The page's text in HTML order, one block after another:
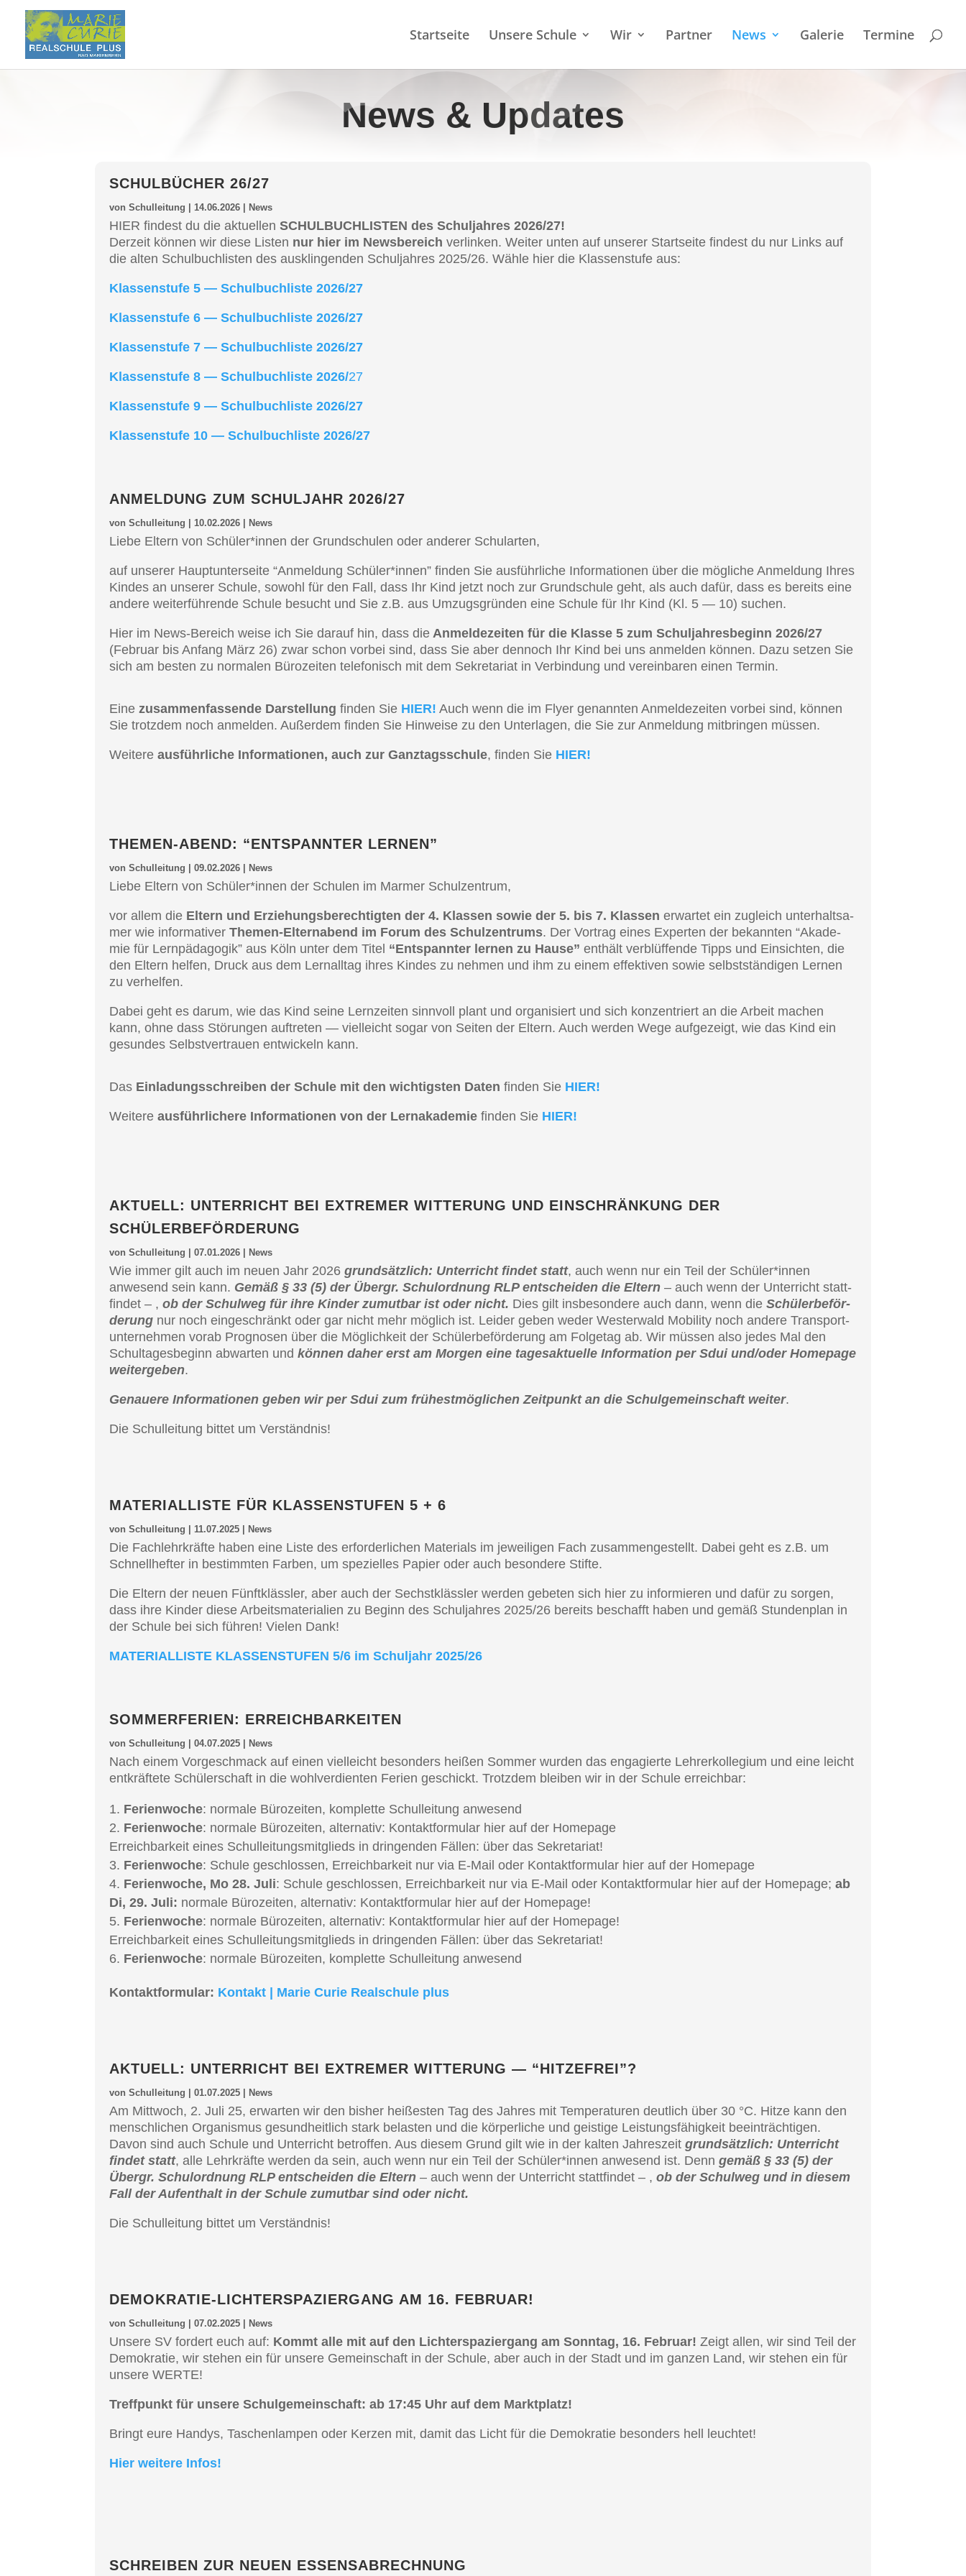
Start­sei­te Unsere Schule Wir Partner News Galerie Termi­ne
News & Updates
SCHUL­BÜ­CHER 26/27
von Schulleitung 14.06.2026 News
HIER findest du die aktuel­len SCHUL­BUCH­LIS­TEN des Schul­jah­res 2026/27!
Derzeit können wir diese Listen nur hier im Newsbe­reich verlin­ken. Weiter unten auf unserer Start­sei­te findest du nur Links auf
die alten Schul­buch­lis­ten des ausklin­gen­den Schul­jah­res 2025/26. Wähle hier die Klassen­stu­fe aus:
Klassen­stu­fe 5 — Schul­buch­lis­te 2026/27
Klassen­stu­fe 6 — Schul­buch­lis­te 2026/27
Klassen­stu­fe 7 — Schul­buch­lis­te 2026/27
Klassen­stu­fe 8 — Schul­buch­lis­te 2026/27
Klassen­stu­fe 9 — Schul­buch­lis­te 2026/27
Klassen­stu­fe 10 — Schul­buch­lis­te 2026/27
ANMEL­DUNG ZUM SCHUL­JAHR 2026/27
von Schulleitung 10.02.2026 News
Liebe Eltern von Schüler*innen der Grund­schu­len oder anderer Schularten,
auf unserer Haupt­un­ter­sei­te “Anmel­dung Schüler*innen” finden Sie ausführ­li­che Infor­ma­tio­nen über die mögli­che Anmel­dung Ihres
Kindes an unserer Schule, sowohl für den Fall, dass Ihr Kind jetzt noch zur Grund­schu­le geht, als auch dafür, dass es bereits eine
andere weiter­füh­ren­de Schule besucht und Sie z.B. aus Umzugs­grün­den eine Schule für Ihr Kind (Kl. 5 — 10) suchen.
Hier im News-Bereich weise ich Sie darauf hin, dass die Anmel­de­zei­ten für die Klasse 5 zum Schul­jah­res­be­ginn 2026/27
(Febru­ar bis Anfang März 26) zwar schon vorbei sind, dass Sie aber dennoch Ihr Kind bei uns anmel­den können. Dazu setzen Sie
sich am besten zu norma­len Bürozei­ten telefo­nisch mit dem Sekre­ta­ri­at in Verbin­dung und verein­ba­ren einen Termin.
Eine zusam­men­fas­sen­de Darstel­lung finden Sie HIER! Auch wenn die im Flyer genann­ten Anmel­de­zei­ten vorbei sind, können
Sie trotz­dem noch anmel­den. Außer­dem finden Sie Hinwei­se zu den Unter­la­gen, die Sie zur Anmel­dung mitbrin­gen müssen.
Weite­re ausführ­li­che Infor­ma­tio­nen, auch zur Ganztags­schu­le, finden Sie HIER!
THEMEN-ABEND: “ENTSPANN­TER LERNEN”
von Schulleitung 09.02.2026 News
Liebe Eltern von Schüler*innen der Schulen im Marmer Schulzentrum,
vor allem die Eltern und Erzie­hungs­be­rech­tig­ten der 4. Klassen sowie der 5. bis 7. Klassen erwar­tet ein zugleich unter­halt­sa­
mer wie infor­ma­ti­ver Themen-Eltern­a­bend im Forum des Schul­zen­trums. Der Vortrag eines Exper­ten der bekann­ten “Akade­
mie für Lernpäd­ago­gik” aus Köln unter dem Titel “Entspann­ter lernen zu Hause” enthält verblüf­fen­de Tipps und Einsich­ten, die
den Eltern helfen, Druck aus dem Lernall­tag ihres Kindes zu nehmen und ihm zu einem effek­ti­ven sowie selbst­stän­di­gen Lernen
zu verhelfen.
Dabei geht es darum, wie das Kind seine Lernzei­ten sinnvoll plant und organi­siert und sich konzen­triert an die Arbeit machen
kann, ohne dass Störun­gen auftre­ten — vielleicht sogar von Seiten der Eltern. Auch werden Wege aufge­zeigt, wie das Kind ein
gesun­des Selbst­ver­trau­en entwi­ckeln kann.
Das Einla­dungs­schrei­ben der Schule mit den wichtigs­ten Daten finden Sie HIER!
Weite­re ausführ­li­che­re Infor­ma­tio­nen von der Lernaka­de­mie finden Sie HIER!
AKTUELL: UNTER­RICHT BEI EXTRE­MER WITTE­RUNG UND EINSCHRÄN­KUNG DER
SCHÜLERBEFÖRDERUNG
von Schulleitung 07.01.2026 News
Wie immer gilt auch im neuen Jahr 2026 grund­sätz­lich: Unter­richt findet statt, auch wenn nur ein Teil der Schüler*innen
anwesend sein kann. Gemäß § 33 (5) der Übergr. Schul­ord­nung RLP entschei­den die Eltern – auch wenn der Unter­richt statt­
fin­det – , ob der Schul­weg für ihre Kinder zumut­bar ist oder nicht. Dies gilt insbe­son­de­re auch dann, wenn die Schüler­be­för­
de­rung nur noch einge­schränkt oder gar nicht mehr möglich ist. Leider geben weder Wester­wald Mobili­ty noch andere Trans­port­
un­ter­neh­men vorab Progno­sen über die Möglich­keit der Schüler­be­för­de­rung am Folge­tag ab. Wir müssen also jedes Mal den
Schul­ta­ges­be­ginn abwar­ten und können daher erst am Morgen eine tages­ak­tu­el­le Infor­ma­ti­on per Sdui und/oder Homepage
weiter­ge­ben.
Genaue­re Infor­ma­tio­nen geben wir per Sdui zum frühest­mög­li­chen Zeitpunkt an die Schul­ge­mein­schaft weiter.
Die Schul­lei­tung bittet um Verständnis!
MATERI­AL­LIS­TE FÜR KLASSEN­STU­FEN 5 + 6
von Schulleitung 11.07.2025 News
Die Fachlehr­kräf­te haben eine Liste des erfor­der­li­chen Materi­als im jewei­li­gen Fach zusam­men­ge­stellt. Dabei geht es z.B. um
Schnell­hef­ter in bestimm­ten Farben, um spezi­el­les Papier oder auch beson­de­re Stifte.
Die Eltern der neuen Fünft­kläss­ler, aber auch der Sechst­kläss­ler werden gebeten sich hier zu infor­mie­ren und dafür zu sorgen,
dass ihre Kinder diese Arbeits­ma­te­ria­li­en zu Beginn des Schul­jah­res 2025/26 bereits beschafft haben und gemäß Stunden­plan in
der Schule bei sich führen! Vielen Dank!
MATERI­AL­LIS­TE KLASSEN­STU­FEN 5/6 im Schul­jahr 2025/26
SOMMER­FE­RI­EN: ERREICHBARKEITEN
von Schulleitung 04.07.2025 News
Nach einem Vorge­schmack auf einen vielleicht beson­ders heißen Sommer wurden das engagier­te Lehrer­kol­le­gi­um und eine leicht
entkräf­te­te Schüler­schaft in die wohlver­dien­ten Ferien geschickt. Trotz­dem bleiben wir in der Schule erreichbar:
Ferien­wo­che: norma­le Bürozei­ten, komplet­te Schul­lei­tung anwesend
Ferien­wo­che: norma­le Bürozei­ten, alter­na­tiv: Kontakt­for­mu­lar hier auf der Homepage
Erreich­bar­keit eines Schul­lei­tungs­mit­glieds in dringen­den Fällen: über das Sekretariat!
Ferien­wo­che: Schule geschlos­sen, Erreich­bar­keit nur via E‑Mail oder Kontakt­for­mu­lar hier auf der Homepage
Ferien­wo­che, Mo 28. Juli: Schule geschlos­sen, Erreich­bar­keit nur via E‑Mail oder Kontakt­for­mu­lar hier auf der Homepage; ab
Di, 29. Juli: norma­le Bürozei­ten, alter­na­tiv: Kontakt­for­mu­lar hier auf der Homepage!
Ferien­wo­che: norma­le Bürozei­ten, alter­na­tiv: Kontakt­for­mu­lar hier auf der Homepage!
Erreich­bar­keit eines Schul­lei­tungs­mit­glieds in dringen­den Fällen: über das Sekretariat!
Ferien­wo­che: norma­le Bürozei­ten, komplet­te Schul­lei­tung anwesend
Kontakt­for­mu­lar: Kontakt | Marie Curie Realschu­le plus
AKTUELL: UNTER­RICHT BEI EXTRE­MER WITTE­RUNG — “HITZE­FREI”?
von Schulleitung 01.07.2025 News
Am Mittwoch, 2. Juli 25, erwar­ten wir den bisher heißes­ten Tag des Jahres mit Tempe­ra­tu­ren deutlich über 30 °C. Hitze kann den
mensch­li­chen Organis­mus gesund­heit­lich stark belas­ten und die körper­li­che und geisti­ge Leistungs­fä­hig­keit beein­träch­ti­gen.
Davon sind auch Schule und Unter­richt betrof­fen. Aus diesem Grund gilt wie in der kalten Jahres­zeit grund­sätz­lich: Unter­richt
findet statt, alle Lehrkräf­te werden da sein, auch wenn nur ein Teil der Schüler*innen anwesend ist. Denn gemäß § 33 (5) der
Übergr. Schul­ord­nung RLP entschei­den die Eltern – auch wenn der Unter­richt statt­fin­det – , ob der Schul­weg und in diesem
Fall der Aufent­halt in der Schule zumut­bar sind oder nicht.
Die Schul­lei­tung bittet um Verständnis!
DEMOKRA­­TIE-LICHTER­S­PA­­ZIER­­GANG AM 16. FEBRUAR!
von Schulleitung 07.02.2025 News
Unsere SV fordert euch auf: Kommt alle mit auf den Lichter­spa­zier­gang am Sonntag, 16. Febru­ar! Zeigt allen, wir sind Teil der
Demokra­tie, wir stehen ein für unsere Gemein­schaft in der Schule, aber auch in der Stadt und im ganzen Land, wir stehen ein für
unsere WERTE!
Treff­punkt für unsere Schul­ge­mein­schaft: ab 17:45 Uhr auf dem Marktplatz!
Bringt eure Handys, Taschen­lam­pen oder Kerzen mit, damit das Licht für die Demokra­tie beson­ders hell leuchtet!
Hier weite­re Infos!
SCHREI­BEN ZUR NEUEN ESSENSABRECHNUNG